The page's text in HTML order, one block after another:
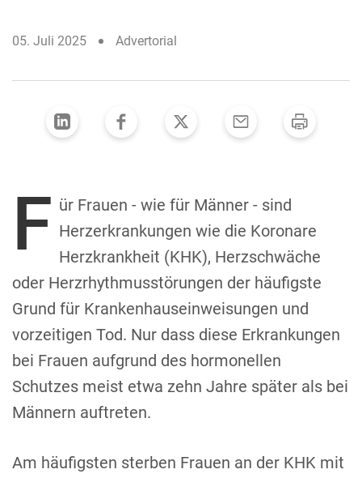
05. Juli 2025 Advertorial
F ür Frauen - wie für Männer - sind
Herzerkrankungen wie die Koronare
Herzkrankheit (KHK), Herzschwäche
oder Herzrhythmusstörungen der häufigste
Grund für Krankenhauseinweisungen und
vorzeitigen Tod. Nur dass diese Erkrankungen
bei Frauen aufgrund des hormonellen
Schutzes meist etwa zehn Jahre später als bei
Männern auftreten.
Am häufigsten sterben Frauen an der KHK mit